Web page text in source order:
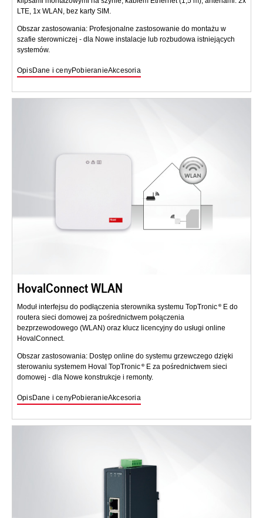
LTE, 1x WLAN, bez karty SIM.
Obszar zastosowania: Profesjonalne zastosowanie do montażu w
szafie sterowniczej - dla Nowe instalacje lub rozbudowa istniejących
systemów.
OpisDane i cenyPobieranieAkcesoria
HovalConnect WLAN
Moduł interfejsu do podłączenia sterownika systemu TopTronic
E do
routera sieci domowej za pośrednictwem połączenia
bezprzewodowego (WLAN) oraz klucz licencyjny do usługi online
HovalConnect.
Obszar zastosowania: Dostęp online do systemu grzewczego dzięki
sterowaniu systemem Hoval TopTronic
E za pośrednictwem sieci
domowej - dla Nowe konstrukcje i remonty.
OpisDane i cenyPobieranieAkcesoria